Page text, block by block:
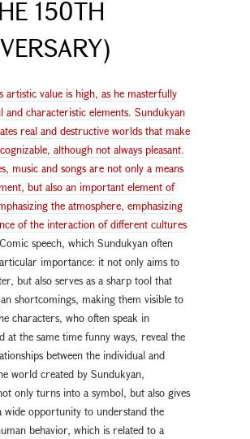
150TH
artistic value is high, as he masterfully
and characteristic elements. Sundukyan
real and destructive worlds that make
although not always pleasant.
music and songs are not only a means
but also an important element of
the atmosphere, emphasizing
of the interaction of different cultures
Comic speech, which Sundukyan often
importance: it not only aims to
but also serves as a sharp tool that
shortcomings, making them visible to
characters, who often speak in
at the same time funny ways, reveal the
between the individual and
world created by Sundukyan,
only turns into a symbol, but also gives
wide opportunity to understand the
behavior, which is related to a